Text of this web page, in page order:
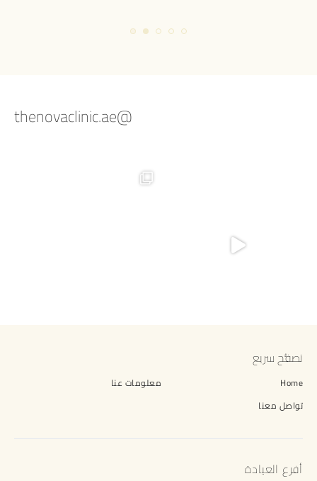
@thenovaclinic.ae
تصفُّح سريع
Home
معلومات عنا
تواصل معنا
أفرع العيادة